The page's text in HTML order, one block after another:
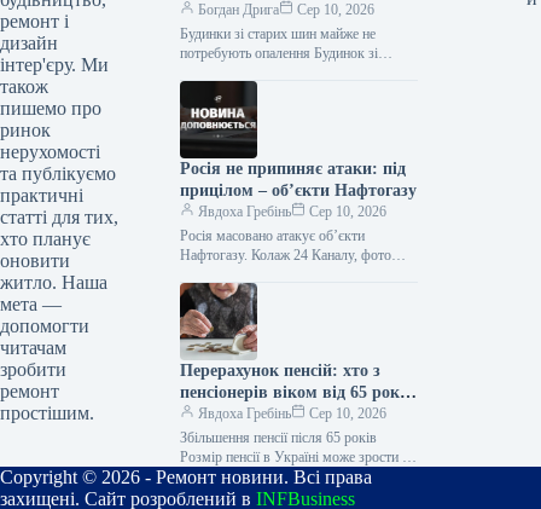
ремонт і
дизайн
інтер'єру. Ми
також
пишемо про
ринок
нерухомості
та публікуємо
практичні
статті для тих,
хто планує
оновити
житло. Наша
мета —
допомогти
читачам
зробити
ремонт
простішим.
Богдан Дрига
Сер 10, 2026
Будинки зі старих шин майже не
потребують опалення Будинок зі
може не лише виглядати незвичайно,
…
Росія не припиняє атаки: під
прицілом – об’єкти Нафтогазу
Явдоха Гребінь
Сер 10, 2026
Росія масовано атакує об’єкти
Нафтогазу. Колаж 24 Каналу, фото
(ілюстративне) Росія завдала
масованого удару по активах…
Перерахунок пенсій: хто з
пенсіонерів віком від 65 років
отримає більше
Явдоха Гребінь
Сер 10, 2026
Збільшення пенсії після 65 років
Розмір пенсії в Україні може зрости не
лише після індексації. Для окремих
категорій пенсіонерів закон…
Copyright © 2026 - Ремонт новини. Всі права
захищені. Сайт розроблений в INFBusiness